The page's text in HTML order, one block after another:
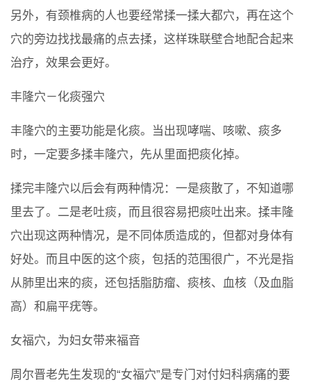
另外，有颈椎病的人也要经常揉一揉大都穴，再在这个
穴的旁边找找最痛的点去揉，这样珠联壁合地配合起来
治疗，效果会更好。
丰隆穴－化痰强穴
丰隆穴的主要功能是化痰。当出现哮喘、咳嗽、痰多
时，一定要多揉丰隆穴，先从里面把痰化掉。
揉完丰隆穴以后会有两种情况：一是痰散了，不知道哪
里去了。二是老吐痰，而且很容易把痰吐出来。揉丰隆
穴出现这两种情况，是不同体质造成的，但都对身体有
好处。而且中医的这个痰，包括的范围很广，不光是指
从肺里出来的痰，还包括脂肪瘤、痰核、血核（及血脂
高）和扁平疣等。
女福穴，为妇女带来福音
周尔晋老先生发现的“女福穴”是专门对付妇科病痛的要